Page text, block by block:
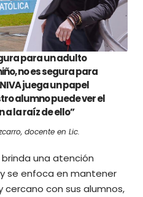
para un adulto
no es segura para
juega un papel
alumno puede ver el
la raíz de ello”
docente en Lic.
brinda una atención
se enfoca en mantener
con sus alumnos,